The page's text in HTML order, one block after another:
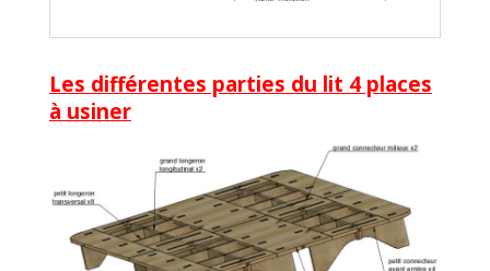
Les différentes parties du lit 4 places
à usiner